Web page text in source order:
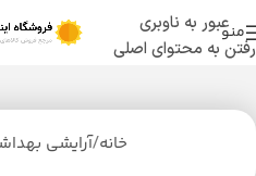
عبور به ناوبری
رفتن به محتوای اصلی
منو
خانه/آرایشی